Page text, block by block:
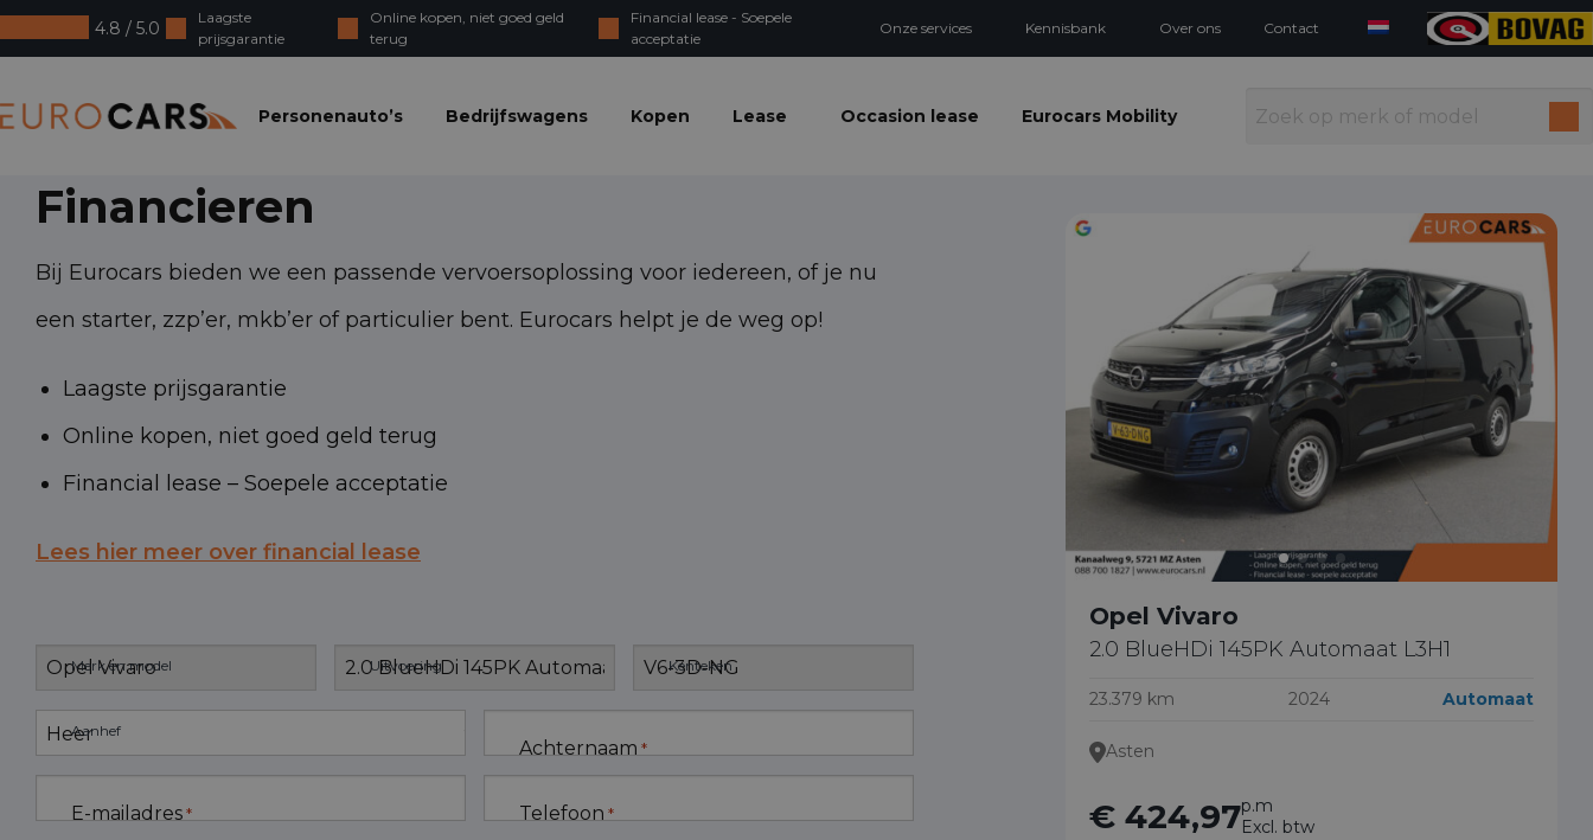
4.8 / 5.0
Laagste
prijsgarantie
Online kopen, niet goed geld
terug
Financial lease - Soepele
acceptatie
Onze services Kennisbank Over ons Contact
Personenauto’s
Bedrijfswagens Kopen Lease Occasion lease Eurocars Mobility
Financieren
Bij Eurocars bieden we een passende vervoersoplossing voor iedereen, of je nu
een starter, zzp’er, mkb’er of particulier bent. Eurocars helpt je de weg op!
Laagste prijsgarantie
Online kopen, niet goed geld terug
Financial lease – Soepele acceptatie
Lees hier meer over financial lease
Merk en model Uitvoering Kenteken
Aanhef
Achternaam *
E-mailadres * Telefoon *
Opel Vivaro
2.0 BlueHDi 145PK Automaat L3H1
23.379 km 2024 Automaat
Asten
€ 424,97p.m
Excl. btw